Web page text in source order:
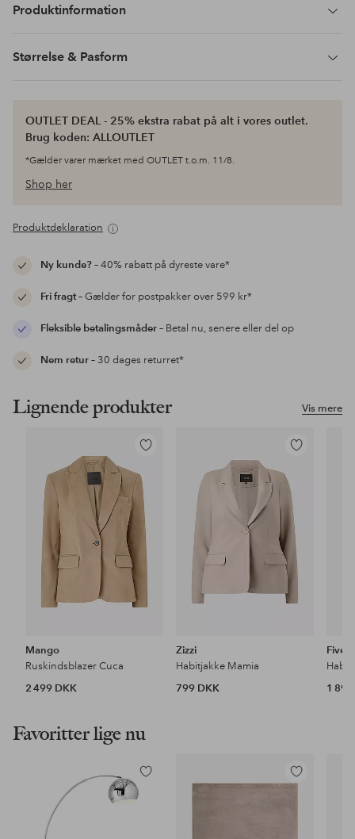
Produktinformation
Størrelse & Pasform
OUTLET DEAL - 25% ekstra rabat på alt i vores outlet.
Brug koden: ALLOUTLET
*Gælder varer mærket med OUTLET t.o.m. 11/8.
Shop her
Produktdeklaration
Ny kunde?– 40% rabatt på dyreste vare*
Fri fragt– Gælder for postpakker over 599 kr*
Fleksible betalingsmåder– Betal nu, senere eller del op
Nem retur– 30 dages returret*
Vis mere
Lignende produkter
Tilføj
favoritter
Mango
Ruskindsblazer Cuca
2 499 DKK
Tilføj
favoritter
Zizzi
Habitjakke Mamia
799 DKK
Five
1
Favoritter lige nu
Tilføj
til
Tilføj